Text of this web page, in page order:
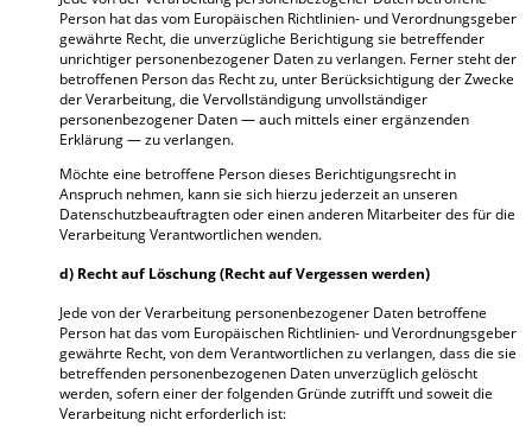
Person hat das vom Europäischen Richtlinien- und Verordnungsgeber
gewährte Recht, die unverzügliche Berichtigung sie betreffender
unrichtiger personenbezogener Daten zu verlangen. Ferner steht der
betroffenen Person das Recht zu, unter Berücksichtigung der Zwecke
der Verarbeitung, die Vervollständigung unvollständiger
personenbezogener Daten — auch mittels einer ergänzenden
Erklärung — zu verlangen.
Möchte eine betroffene Person dieses Berichtigungsrecht in
Anspruch nehmen, kann sie sich hierzu jederzeit an unseren
Datenschutzbeauftragten oder einen anderen Mitarbeiter des für die
Verarbeitung Verantwortlichen wenden.
d) Recht auf Löschung (Recht auf Vergessen werden)
Jede von der Verarbeitung personenbezogener Daten betroffene
Person hat das vom Europäischen Richtlinien- und Verordnungsgeber
gewährte Recht, von dem Verantwortlichen zu verlangen, dass die sie
betreffenden personenbezogenen Daten unverzüglich gelöscht
werden, sofern einer der folgenden Gründe zutrifft und soweit die
Verarbeitung nicht erforderlich ist: